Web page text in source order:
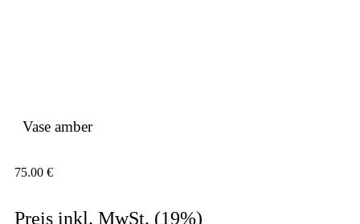
Vase amber
75.00 €
Preis inkl. MwSt. (19%)